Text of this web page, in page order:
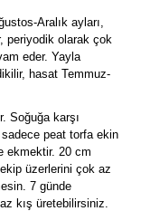
Aralık ayları,
periyodik olarak çok
eder. Yayla
hasat Temmuz-
Soğuğa karşı
sadece peat torfa ekin
ekmektir. 20 cm
üzerlerini çok az
7 günde
kış üretebilirsiniz.